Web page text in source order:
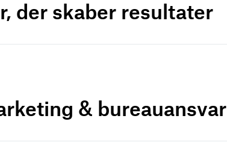
der skaber resultater
& bureauansvar